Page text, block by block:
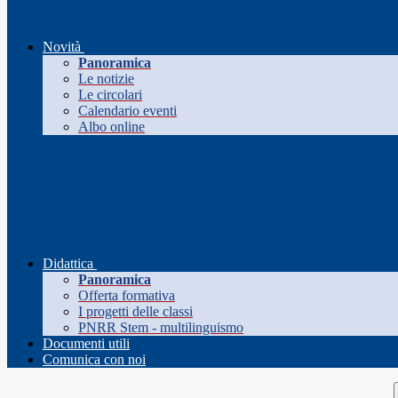
Novità
Panoramica
Le notizie
Le circolari
Calendario eventi
Albo online
Didattica
Panoramica
Offerta formativa
I progetti delle classi
PNRR Stem - multilinguismo
Documenti utili
Comunica con noi